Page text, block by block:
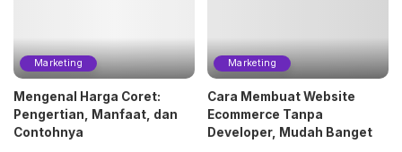
Marketing
Mengenal Harga Coret:
Pengertian, Manfaat, dan
Contohnya
Marketing
Cara Membuat Website
Ecommerce Tanpa
Developer, Mudah Banget